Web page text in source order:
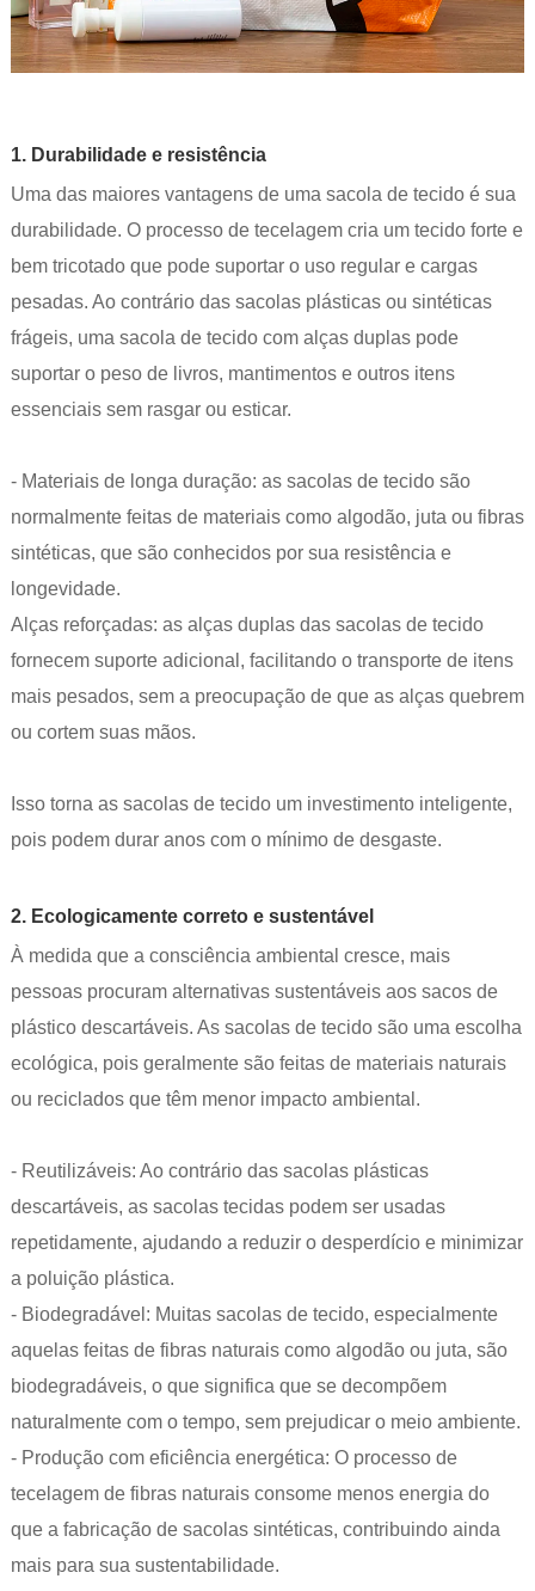
1. Durabilidade e resistência
Uma das maiores vantagens de uma sacola de tecido é sua
durabilidade. O processo de tecelagem cria um tecido forte e
bem tricotado que pode suportar o uso regular e cargas
pesadas. Ao contrário das sacolas plásticas ou sintéticas
frágeis, uma sacola de tecido com alças duplas pode
suportar o peso de livros, mantimentos e outros itens
essenciais sem rasgar ou esticar.
- Materiais de longa duração: as sacolas de tecido são
normalmente feitas de materiais como algodão, juta ou fibras
sintéticas, que são conhecidos por sua resistência e
longevidade.
Alças reforçadas: as alças duplas das sacolas de tecido
fornecem suporte adicional, facilitando o transporte de itens
mais pesados, sem a preocupação de que as alças quebrem
ou cortem suas mãos.
Isso torna as sacolas de tecido um investimento inteligente,
pois podem durar anos com o mínimo de desgaste.
2. Ecologicamente correto e sustentável
À medida que a consciência ambiental cresce, mais
pessoas procuram alternativas sustentáveis ​​aos sacos de
plástico descartáveis. As sacolas de tecido são uma escolha
ecológica, pois geralmente são feitas de materiais naturais
ou reciclados que têm menor impacto ambiental.
- Reutilizáveis: Ao contrário das sacolas plásticas
descartáveis, as sacolas tecidas podem ser usadas
repetidamente, ajudando a reduzir o desperdício e minimizar
a poluição plástica.
- Biodegradável: Muitas sacolas de tecido, especialmente
aquelas feitas de fibras naturais como algodão ou juta, são
biodegradáveis, o que significa que se decompõem
naturalmente com o tempo, sem prejudicar o meio ambiente.
- Produção com eficiência energética: O processo de
tecelagem de fibras naturais consome menos energia do
que a fabricação de sacolas sintéticas, contribuindo ainda
mais para sua sustentabilidade.